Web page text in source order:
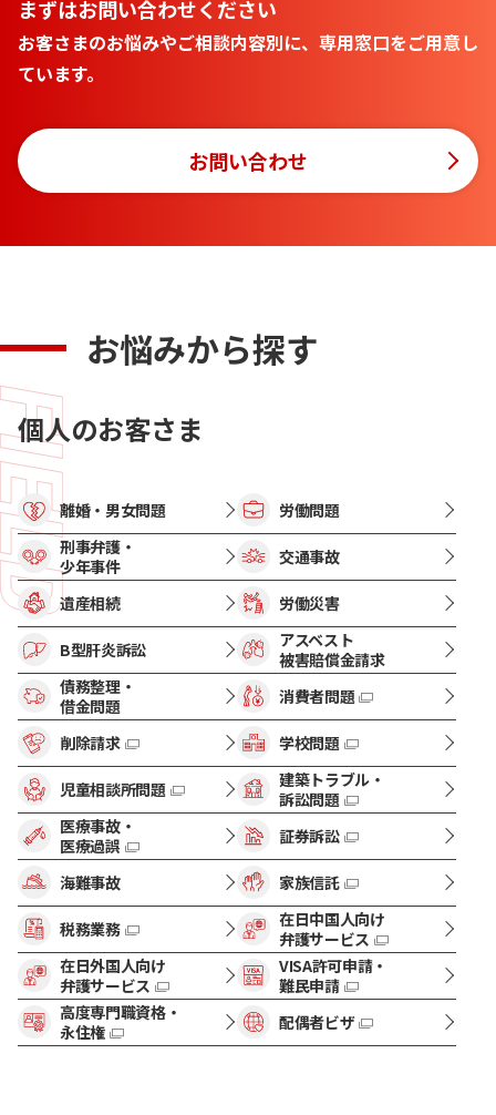
まずはお問い合わせください
お客さまのお悩みやご相談内容別に、専用窓口をご用意し
ています。
お問い合わせ
お悩みから探す
個人のお客さま
離婚・男女問題
労働問題
刑事弁護・
少年事件
交通事故
遺産相続 労働災害
B型肝炎訴訟
アスベスト
被害賠償金請求
債務整理・
借金問題
消費者問題
削除請求 学校問題
児童相談所問題
建築トラブル・
訴訟問題
医療事故・
医療過誤
証券訴訟
海難事故 家族信託
税務業務
在日中国人向け
弁護サービス
在日外国人向け
弁護サービス
VISA許可申請・
難民申請
高度専門職資格・
永住権
配偶者ビザ